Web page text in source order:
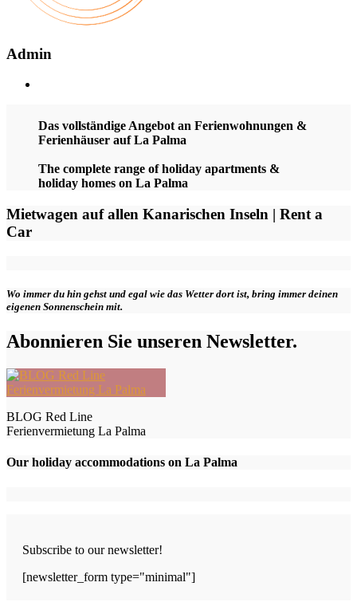
Admin
Das vollständige Angebot an Ferienwohnungen &
Ferienhäuser auf La Palma
The complete range of holiday apartments &
holiday homes on La Palma
Mietwagen auf allen Kanarischen Inseln | Rent a
Car
Wo immer du hin gehst und egal wie das Wetter dort ist, bring immer deinen
eigenen Sonnenschein mit.
Abonnieren Sie unseren Newsletter.
BLOG Red Line
Ferienvermietung La Palma
Our holiday accommodations on La Palma
Subscribe to our newsletter!
[newsletter_form type="minimal"]